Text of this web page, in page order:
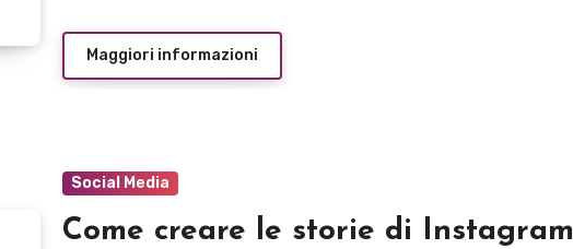
Maggiori informazioni
Social Media
Come creare le storie di Instagram